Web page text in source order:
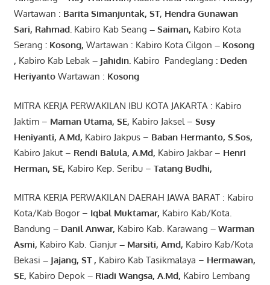
Wartawan : Barita Simanjuntak, ST, Hendra Gunawan
Sari, Rahmad. Kabiro Kab Seang – Saiman, Kabiro Kota
Serang : Kosong, Wartawan : Kabiro Kota Cilgon – Kosong
, Kabiro Kab Lebak– Jahidin. Kabiro Pandeglang : Deden
Heriyanto Wartawan : Kosong
MITRA KERJA PERWAKILAN IBU KOTA JAKARTA : Kabiro
Jaktim – Maman Utama, SE, Kabiro Jaksel – Susy
Heniyanti, A.Md, Kabiro Jakpus – Baban Hermanto, S.Sos,
Kabiro Jakut – Rendi Balula, A.Md, Kabiro Jakbar – Henri
Herman, SE, Kabiro Kep. Seribu – Tatang Budhi,
MITRA KERJA PERWAKILAN DAERAH JAWA BARAT : Kabiro
Kota/Kab Bogor – Iqbal Muktamar, Kabiro Kab/Kota.
Bandung – Danil Anwar, Kabiro Kab. Karawang –Warman
Asmi, Kabiro Kab. Cianjur– Marsiti, Amd, Kabiro Kab/Kota
Bekasi – Jajang, ST , Kabiro Kab Tasikmalaya – Hermawan,
SE, Kabiro Depok– Riadi Wangsa, A.Md, Kabiro Lembang